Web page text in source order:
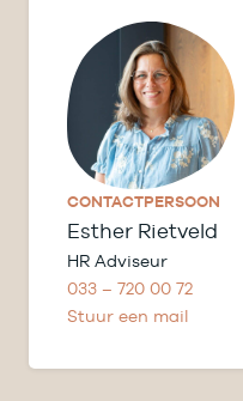
CONTACTPERSOON
Esther Rietveld
HR Adviseur
033 – 720 00 72
Stuur een mail